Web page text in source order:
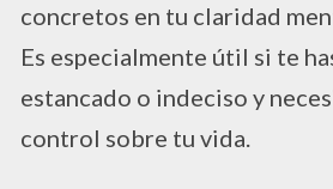
concretos en tu claridad
Es especialmente útil si te
estancado o indeciso y
control sobre tu vida.